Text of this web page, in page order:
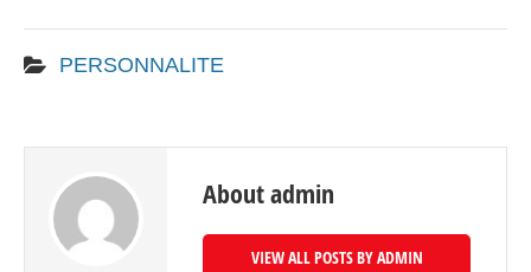
PERSONNALITE
About admin
VIEW ALL POSTS BY ADMIN